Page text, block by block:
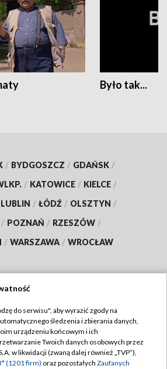
Było tak...
/ BYDGOSZCZ / GDAŃSK /
/ KATOWICE / KIELCE /
LUBLIN / ŁÓDŹ / OLSZTYN /
/ POZNAŃ / RZESZÓW /
/ WARSZAWA / WROCŁAW
TVP
Regulamin TVP
prywatności
do serwisu", aby wyrazić zgody na
śledzenia i zbierania danych,
urządzeniu końcowym i ich
Twoich danych osobowych przez
w likwidacji (zwaną dalej również „TVP”),
(1201 firm) oraz pozostałych Zaufanych